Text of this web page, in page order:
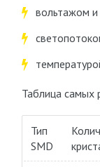
вольтажом
Таблица самых
Тип
SMD